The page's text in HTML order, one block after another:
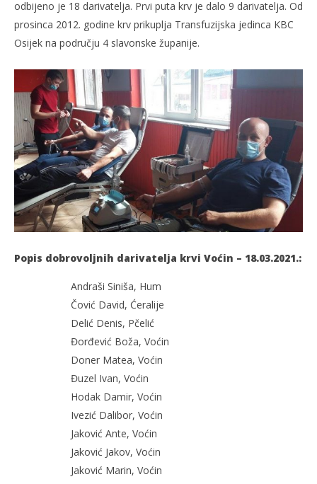
odbijeno je 18 darivatelja. Prvi puta krv je dalo 9 darivatelja. Od
prosinca 2012. godine krv prikuplja Transfuzijska jedinca KBC
Osijek na području 4 slavonske županije.
Popis dobrovoljnih darivatelja krvi Voćin – 18.03.2021.:
Andraši Siniša, Hum
Čović David, Ćeralije
Delić Denis, Pčelić
Đorđević Boža, Voćin
Doner Matea, Voćin
Đuzel Ivan, Voćin
Hodak Damir, Voćin
Ivezić Dalibor, Voćin
Jaković Ante, Voćin
Jaković Jakov, Voćin
Jaković Marin, Voćin